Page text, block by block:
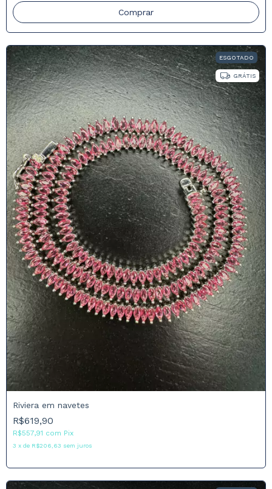
Comprar
ESGOTADO
GRÁTIS
Riviera em navetes
R$619,90
R$557,91 com Pix
3 x de R$206,63 sem juros